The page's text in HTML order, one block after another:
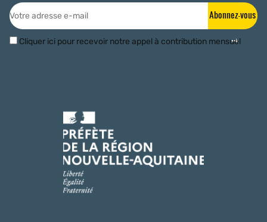
Abonnez-vous
Cliquer ici pour recevoir notre appel à contribution mensuel